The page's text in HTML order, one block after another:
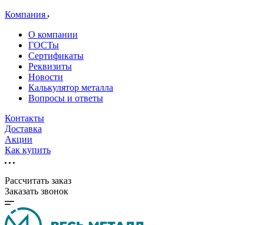
Компания
О компании
ГОСТы
Сертификаты
Реквизиты
Новости
Калькулятор металла
Вопросы и ответы
Контакты
Доставка
Акции
Как купить
Рассчитать заказ
Заказать звонок